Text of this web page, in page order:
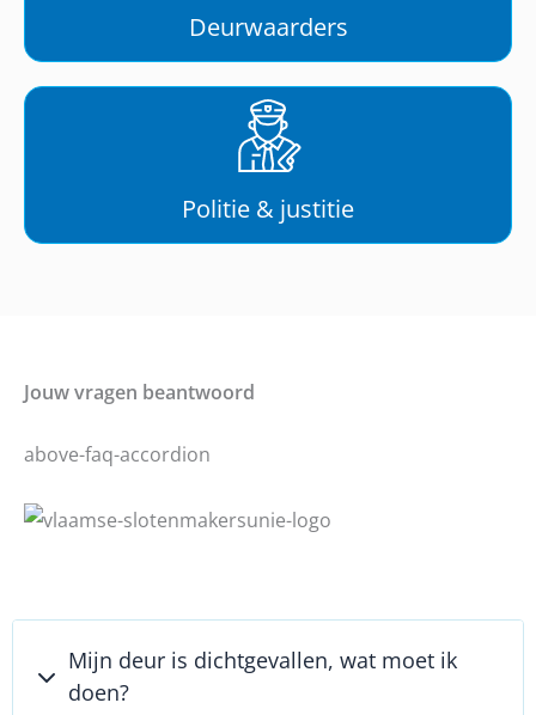
Deurwaarders
Politie & justitie
Jouw vragen beantwoord
above-faq-accordion
Mijn deur is dichtgevallen, wat moet ik
doen?